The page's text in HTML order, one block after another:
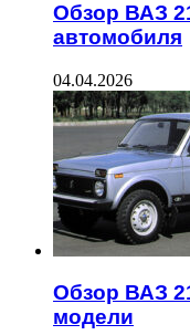
Обзор ВАЗ
автомобиля
04.04.2026
Обзор ВАЗ
модели